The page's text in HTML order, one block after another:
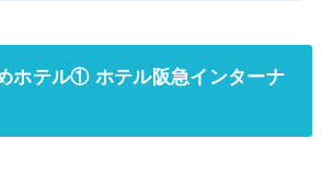
ホテル① ホテル阪急インターナ